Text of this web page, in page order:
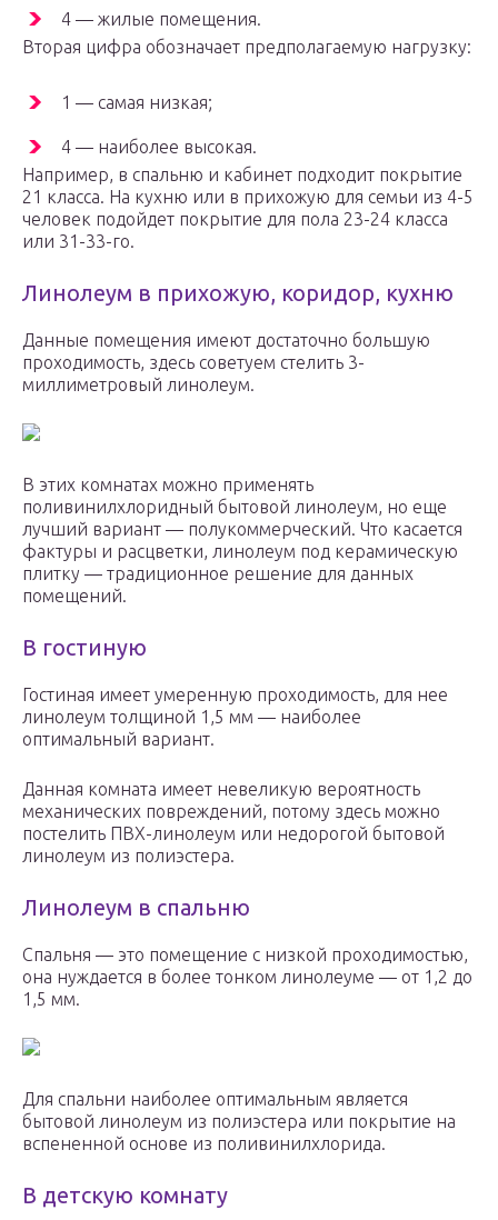
4 — жилые помещения.
Вторая цифра обозначает предполагаемую нагрузку:
1 — самая низкая;
4 — наиболее высокая.
Например, в спальню и кабинет подходит покрытие
21 класса. На кухню или в прихожую для семьи из 4-5
человек подойдет покрытие для пола 23-24 класса
или 31-33-го.
Линолеум в прихожую, коридор, кухню
Данные помещения имеют достаточно большую
проходимость, здесь советуем стелить 3-
миллиметровый линолеум.
В этих комнатах можно применять
поливинилхлоридный бытовой линолеум, но еще
лучший вариант — полукоммерческий. Что касается
фактуры и расцветки, линолеум под керамическую
плитку — традиционное решение для данных
помещений.
В гостиную
Гостиная имеет умеренную проходимость, для нее
линолеум толщиной 1,5 мм — наиболее
оптимальный вариант.
Данная комната имеет невеликую вероятность
механических повреждений, потому здесь можно
постелить ПВХ-линолеум или недорогой бытовой
линолеум из полиэстера.
Линолеум в спальню
Спальня — это помещение с низкой проходимостью,
она нуждается в более тонком линолеуме — от 1,2 до
1,5 мм.
Для спальни наиболее оптимальным является
бытовой линолеум из полиэстера или покрытие на
вспененной основе из поливинилхлорида.
В детскую комнату